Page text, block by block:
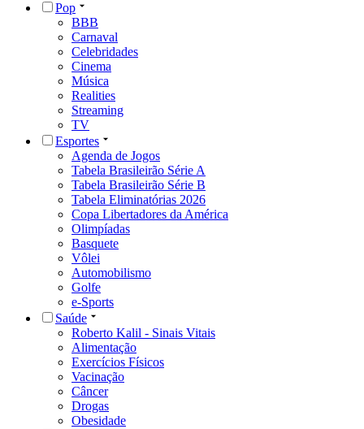
Pop
BBB
Carnaval
Celebridades
Cinema
Música
Realities
Streaming
TV
Esportes
Agenda de Jogos
Tabela Brasileirão Série A
Tabela Brasileirão Série B
Tabela Eliminatórias 2026
Copa Libertadores da América
Olimpíadas
Basquete
Vôlei
Automobilismo
Golfe
e-Sports
Saúde
Roberto Kalil - Sinais Vitais
Alimentação
Exercícios Físicos
Vacinação
Câncer
Drogas
Obesidade